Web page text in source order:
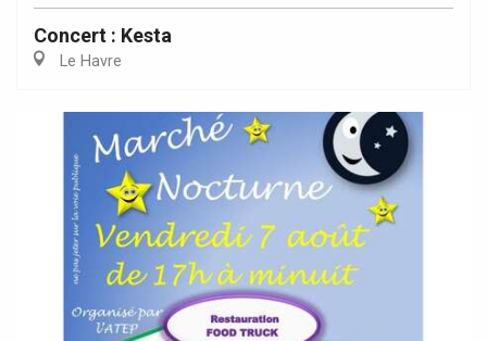
Concert : Kesta
Le Havre